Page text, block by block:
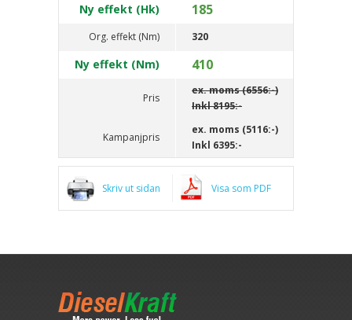
Ny effekt (Hk) 185
Org. effekt (Nm) 320
Ny effekt (Nm) 410
Pris
ex. moms (6556:-)
Inkl8195:-
Kampanjpris
ex. moms (5116:-)
Inkl 6395:-
Skriv ut sidan Visa som PDF